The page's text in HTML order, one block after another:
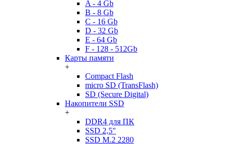
A - 4 Gb
B - 8 Gb
C - 16 Gb
D - 32 Gb
E - 64 Gb
F - 128 - 512Gb
Карты памяти
+
Compact Flash
micro SD (TransFlash)
SD (Secure Digital)
Накопители SSD
+
DDR4 для ПК
SSD 2,5"
SSD M.2 2280